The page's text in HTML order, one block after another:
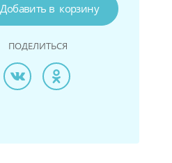
Добавить в корзину
ПОДЕЛИТЬСЯ